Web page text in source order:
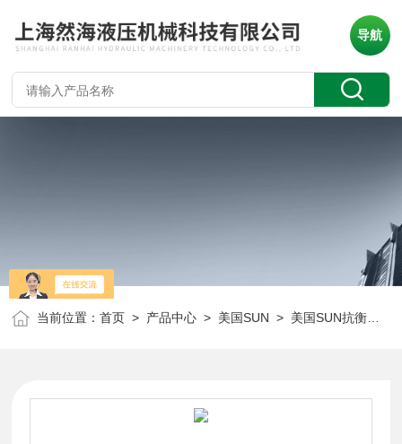
导航
当前位置：首页 > 产品中心 > 美国SUN > 美国SUN抗衡阀